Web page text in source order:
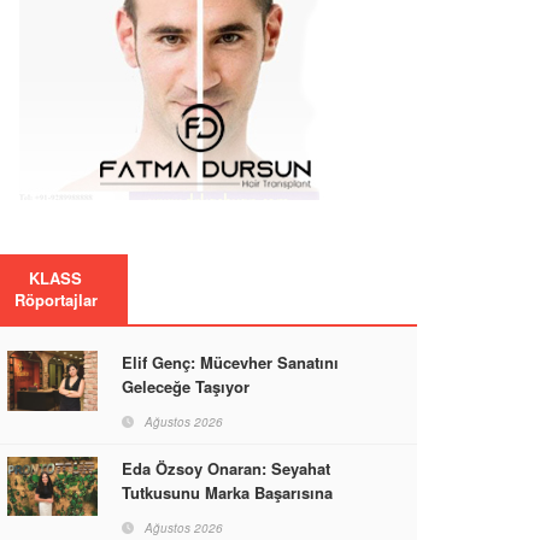
KLASS
Röportajlar
Elif Genç: Mücevher Sanatını
Geleceğe Taşıyor
Ağustos 2026
Eda Özsoy Onaran: Seyahat
Tutkusunu Marka Başarısına
Ağustos 2026